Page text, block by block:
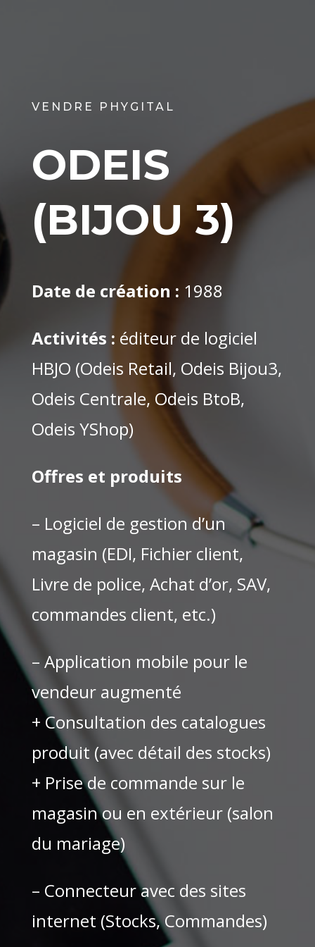
VENDRE PHYGITAL
ODEIS
(BIJOU 3)
Date de création : 1988
Activités : éditeur de logiciel
HBJO (Odeis Retail, Odeis Bijou3,
Odeis Centrale, Odeis BtoB,
Odeis YShop)
Offres et produits
– Logiciel de gestion d’un
magasin (EDI, Fichier client,
Livre de police, Achat d’or, SAV,
commandes client, etc.)
– Application mobile pour le
vendeur augmenté
+ Consultation des catalogues
produit (avec détail des stocks)
+ Prise de commande sur le
magasin ou en extérieur (salon
du mariage)
– Connecteur avec des sites
internet (Stocks, Commandes)